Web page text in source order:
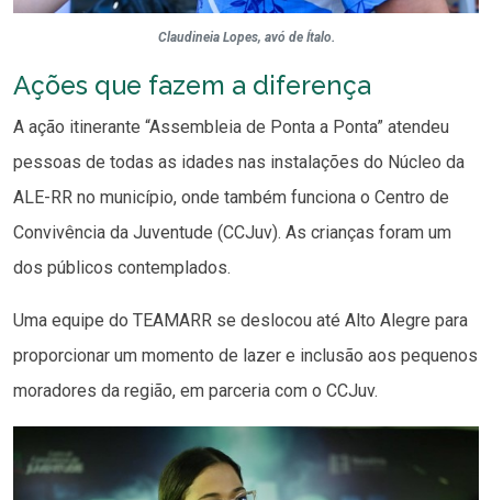
Claudineia Lopes, avó de Ítalo.
Ações que fazem a diferença
A ação itinerante “Assembleia de Ponta a Ponta” atendeu
pessoas de todas as idades nas instalações do Núcleo da
ALE-RR no município, onde também funciona o Centro de
Convivência da Juventude (CCJuv). As crianças foram um
dos públicos contemplados.
Uma equipe do TEAMARR se deslocou até Alto Alegre para
proporcionar um momento de lazer e inclusão aos pequenos
moradores da região, em parceria com o CCJuv.